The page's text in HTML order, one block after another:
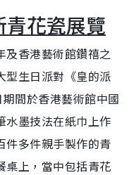
花瓷展覽
及香港藝術館鑽禧之
型生日派對《皇的派
間於香港藝術館中國
水墨技法在紙巾上作
件多件親手製作的青
桌上，當中包括青花